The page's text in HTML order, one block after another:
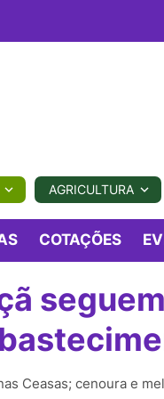
NOTÍCIAS
e
Vídeos
AGRICULTURA
COTAÇÕES
Ceasas; cenoura e